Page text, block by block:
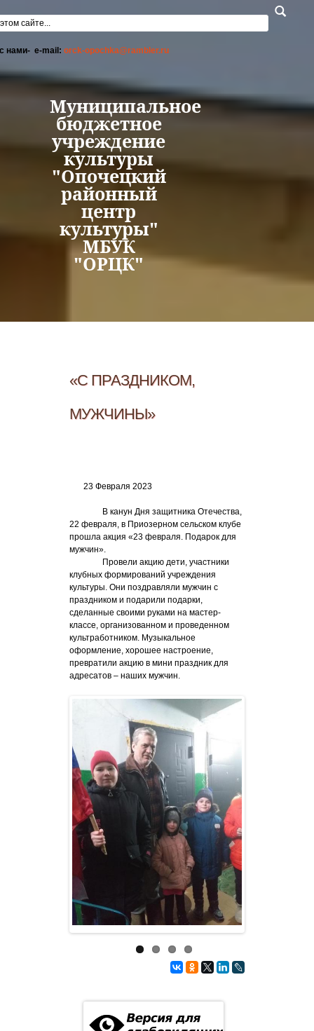
поиска
нами- e-mail: orck-opochka@rambler.ru
Муниципальное
бюджетное
учреждение
культуры
"Опочецкий
районный
центр
культуры"
МБУК
"ОРЦК"
«С ПРАЗДНИКОМ,
МУЖЧИНЫ»
23 Февраля 2023
В канун Дня защитника Отечества,
22 февраля, в Приозерном сельском клубе
прошла акция «23 февраля. Подарок для
мужчин».
Провели акцию дети, участники
клубных формирований учреждения
культуры. Они поздравляли мужчин с
праздником и подарили подарки,
сделанные своими руками на мастер-
классе, организованном и проведенном
культработником. Музыкальное
оформление, хорошее настроение,
превратили акцию в мини праздник для
адресатов – наших мужчин.